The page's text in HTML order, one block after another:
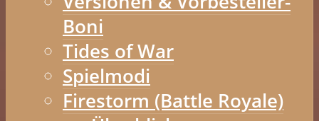
Boni
Tides of War
Spielmodi
Firestorm (Battle Royale)